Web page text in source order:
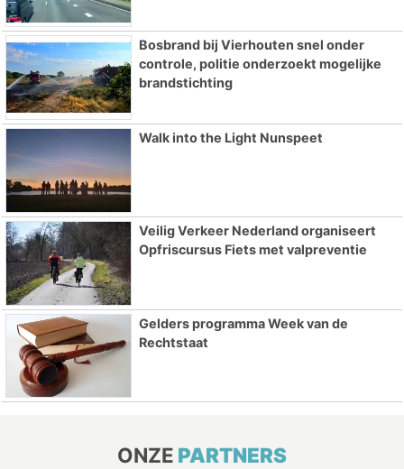
Bosbrand bij Vierhouten snel onder
controle, politie onderzoekt mogelijke
brandstichting
Walk into the Light Nunspeet
Veilig Verkeer Nederland organiseert
Opfriscursus Fiets met valpreventie
Gelders programma Week van de
Rechtstaat
ONZE PARTNERS